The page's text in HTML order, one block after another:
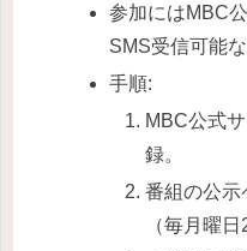
参加にはMBC
SMS受信可能
手順:
MBC公式
録。
番組の公示
（毎月曜日